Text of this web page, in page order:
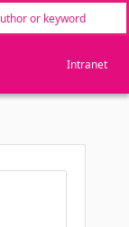
Intranet